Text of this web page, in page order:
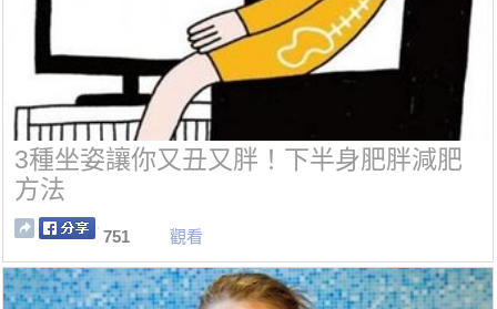
3種坐姿讓你又丑又胖！下半身肥胖減肥
方法
751 觀看